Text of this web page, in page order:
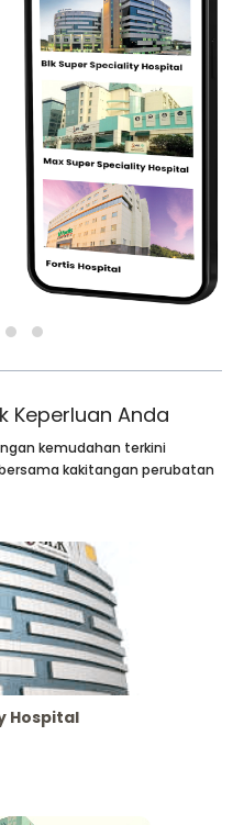
Keperluan Anda
kemudahan terkini
kakitangan perubatan
Hospital